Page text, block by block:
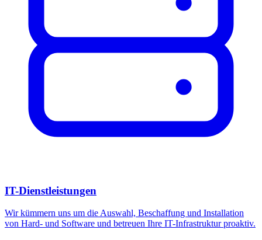
IT-Dienstleistungen
Wir kümmern uns um die Auswahl, Beschaffung und Installation
von Hard- und Software und betreuen Ihre IT-Infrastruktur proaktiv.